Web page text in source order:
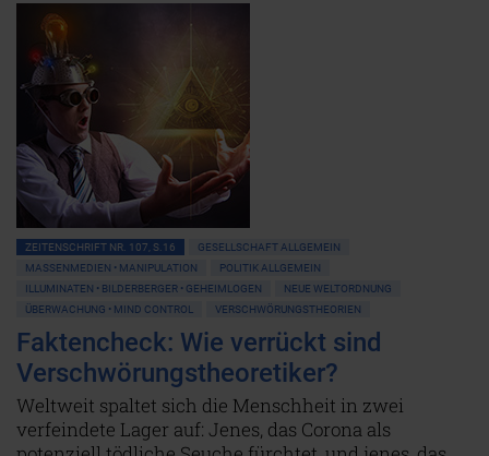
ZEITENSCHRIFT NR. 107, S.16
GESELLSCHAFT ALLGEMEIN
MASSENMEDIEN • MANIPULATION
POLITIK ALLGEMEIN
ILLUMINATEN • BILDERBERGER • GEHEIMLOGEN
NEUE WELTORDNUNG
ÜBERWACHUNG • MIND CONTROL
VERSCHWÖRUNGSTHEORIEN
Faktencheck: Wie verrückt sind
Verschwörungstheoretiker?
Weltweit spaltet sich die Menschheit in zwei
verfeindete Lager auf: Jenes, das Corona als